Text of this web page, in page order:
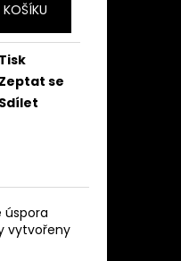
Tisk
Zeptat se
Sdílet
úspora
vytvořeny